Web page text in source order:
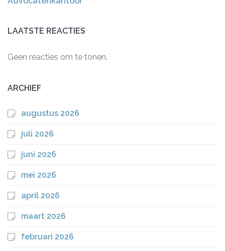
LAATSTE REACTIES
Geen reacties om te tonen.
ARCHIEF
augustus 2026
juli 2026
juni 2026
mei 2026
april 2026
maart 2026
februari 2026